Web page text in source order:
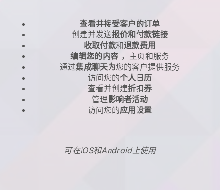
查看并接受客户的订单
创建并发送报价和付款链接
收取付款和退款费用
编辑您的内容 ，主页和服务
通过集成聊天为您的客户提供服务
访问您的个人日历
查看并创建折扣券
管理影响者活动
访问您的应用设置
可在IOS和Android上使用